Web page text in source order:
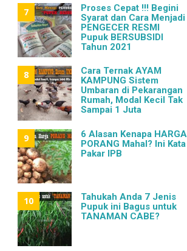
7
Proses Cepat !!! Begini
Syarat dan Cara Menjadi
PENGECER RESMI
Pupuk BERSUBSIDI
Tahun 2021
8
Cara Ternak AYAM
KAMPUNG Sistem
Umbaran di Pekarangan
Rumah, Modal Kecil Tak
Sampai 1 Juta
9
6 Alasan Kenapa HARGA
PORANG Mahal? Ini Kata
Pakar IPB
10
Tahukah Anda 7 Jenis
Pupuk ini Bagus untuk
TANAMAN CABE?